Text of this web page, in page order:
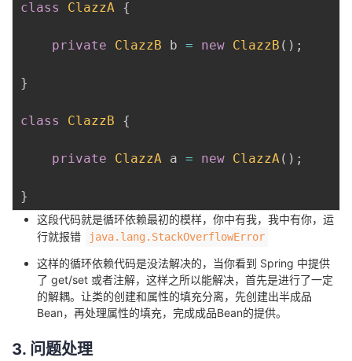
class ClazzA {
private ClazzB b = new ClazzB ( ) ;
}
class ClazzB {
private ClazzA a = new ClazzA ( ) ;
}
这段代码就是循环依赖最初的模样，你中有我，我中有你，运
行就报错
java.lang.StackOverflowError
这样的循环依赖代码是没法解决的，当你看到 Spring 中提供
了 get/set 或者注解，这样之所以能解决，首先是进行了一定
的解耦。让类的创建和属性的填充分离，先创建出半成品
Bean，再处理属性的填充，完成成品Bean的提供。
3. 问题处理